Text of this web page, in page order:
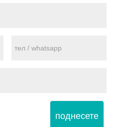
поднесете